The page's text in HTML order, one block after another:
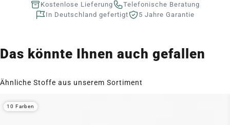
Kostenlose Lieferung
Telefonische Beratung
In Deutschland gefertigt
5 Jahre Garantie
Das könnte Ihnen auch gefallen
Ähnliche Stoffe aus unserem Sortiment
10 Farben